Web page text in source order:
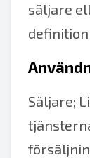
säljare
definition
Säljare;